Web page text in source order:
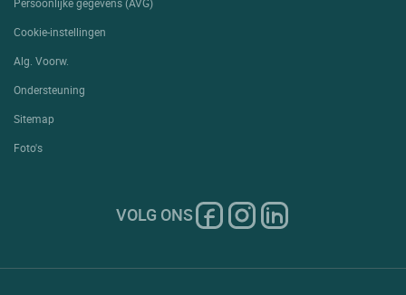
Persoonlijke gegevens (AVG)
Cookie-instellingen
Alg. Voorw.
Ondersteuning
Sitemap
Foto's
VOLG ONS